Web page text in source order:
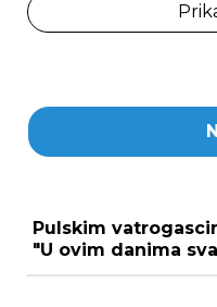
Pulskim
"U ovim danima